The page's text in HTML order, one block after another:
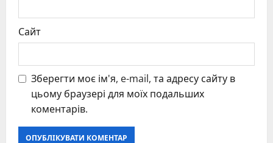
Сайт
Зберегти моє ім'я, e-mail, та адресу сайту в
цьому браузері для моїх подальших
коментарів.